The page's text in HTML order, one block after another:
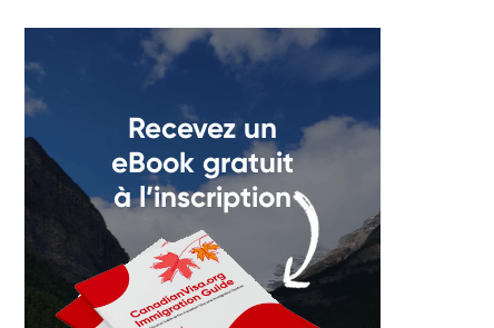
Recevez un
eBook gratuit
à l’inscription